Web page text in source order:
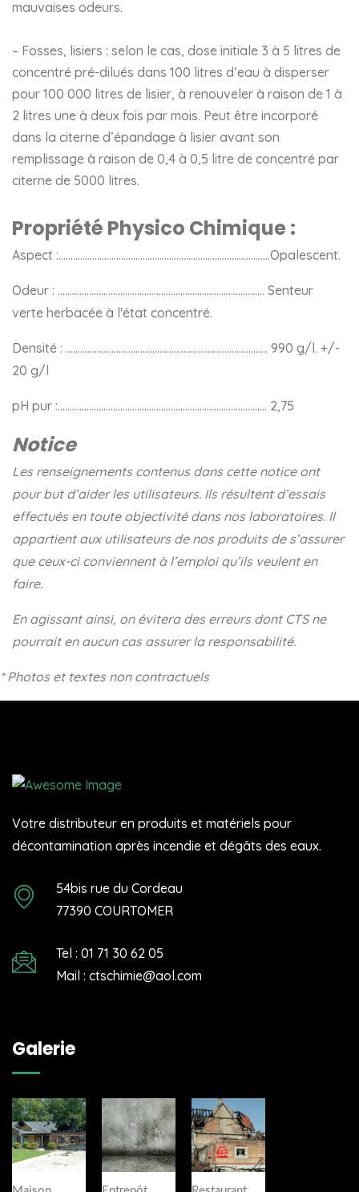
mauvaises odeurs.
– Fosses, lisiers : selon le cas, dose initiale 3 à 5 litres de
concentré pré-dilués dans 100 litres d’eau à disperser
pour 100 000 litres de lisier, à renouveler à raison de 1 à
2 litres une à deux fois par mois. Peut être incorporé
dans la citerne d’épandage à lisier avant son
remplissage à raison de 0,4 à 0,5 litre de concentré par
citerne de 5000 litres.
Propriété Physico Chimique :
Aspect :…………………………………………………………………………….Opalescent.
Odeur : ………………………………………………………………………….. Senteur
verte herbacée à l'état concentré.
Densité : ………………………………………………………………………… 990 g/l. +/-
20 g/l
pH pur :…………………………………………………………………………… 2,75
Notice
Les renseignements contenus dans cette notice ont
pour but d’aider les utilisateurs. Ils résultent d’essais
effectués en toute objectivité dans nos laboratoires. Il
appartient aux utilisateurs de nos produits de s’assurer
que ceux-ci conviennent à l’emploi qu’ils veulent en
faire.
En agissant ainsi, on évitera des erreurs dont CTS ne
pourrait en aucun cas assurer la responsabilité.
* Photos et textes non contractuels
Votre distributeur en produits et matériels pour
décontamination après incendie et dégâts des eaux.
54bis rue du Cordeau
77390 COURTOMER
Tel : 01 71 30 62 05
Mail : ctschimie@aol.com
Galerie